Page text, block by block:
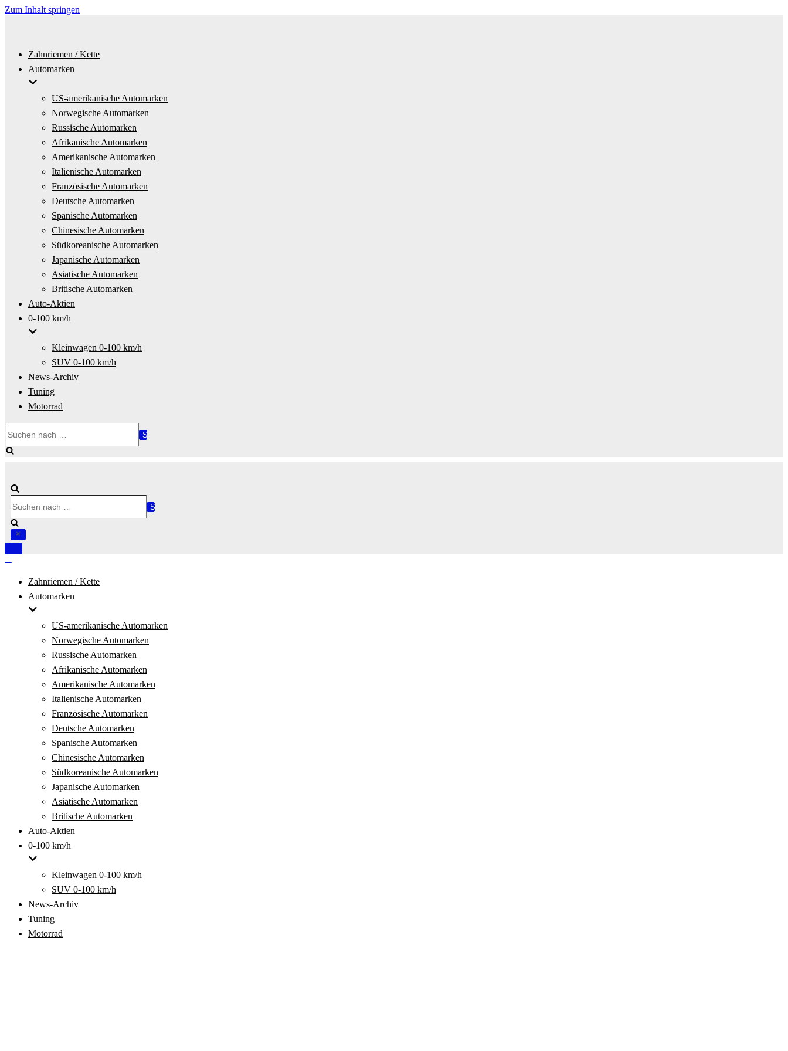
Zum Inhalt springen
Zahnriemen / Kette
Automarken
US-amerikanische Automarken
Norwegische Automarken
Russische Automarken
Afrikanische Automarken
Amerikanische Automarken
Italienische Automarken
Französische Automarken
Deutsche Automarken
Spanische Automarken
Chinesische Automarken
Südkoreanische Automarken
Japanische Automarken
Asiatische Automarken
Britische Automarken
Auto-Aktien
0-100 km/h
Kleinwagen 0-100 km/h
SUV 0-100 km/h
News-Archiv
Tuning
Motorrad
nach …
nach …
Navigation
Zahnriemen / Kette
Automarken
US-amerikanische Automarken
Norwegische Automarken
Russische Automarken
Afrikanische Automarken
Amerikanische Automarken
Italienische Automarken
Französische Automarken
Deutsche Automarken
Spanische Automarken
Chinesische Automarken
Südkoreanische Automarken
Japanische Automarken
Asiatische Automarken
Britische Automarken
Auto-Aktien
0-100 km/h
Kleinwagen 0-100 km/h
SUV 0-100 km/h
News-Archiv
Tuning
Motorrad